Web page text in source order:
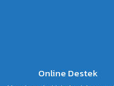
Online Destek